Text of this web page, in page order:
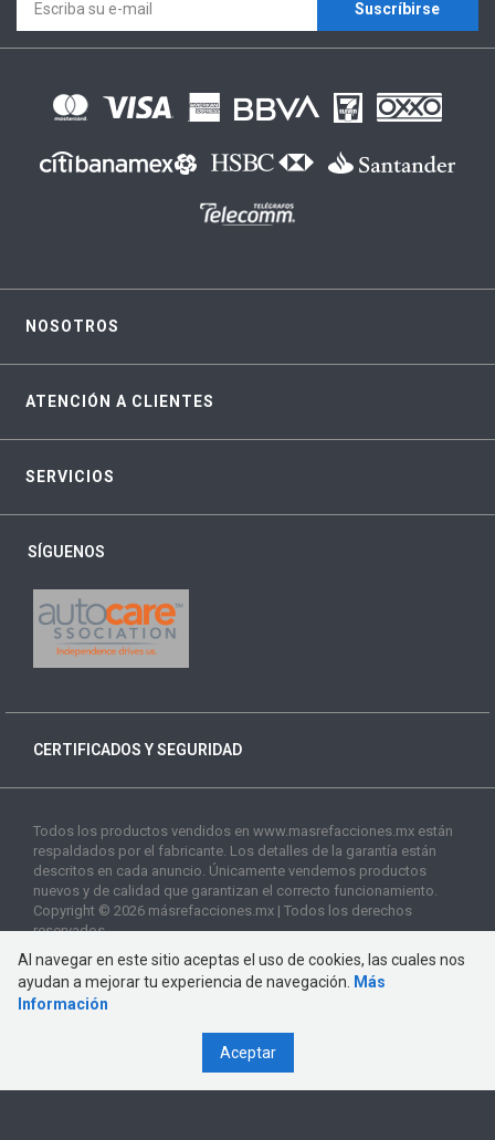
Suscríbirse
NOSOTROS
ATENCIÓN A CLIENTES
SERVICIOS
SÍGUENOS
CERTIFICADOS Y SEGURIDAD
Todos los productos vendidos en www.masrefacciones.mx están
respaldados por el fabricante. Los detalles de la garantía están
descritos en cada anuncio. Únicamente vendemos productos
nuevos y de calidad que garantizan el correcto funcionamiento.
Copyright © 2026 másrefacciones.mx | Todos los derechos
reservados
Al navegar en este sitio aceptas el uso de cookies, las cuales nos
ayudan a mejorar tu experiencia de navegación.
Más
Información
Aceptar